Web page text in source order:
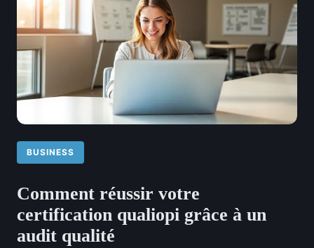
BUSINESS
Comment réussir votre
certification qualiopi grâce à un
audit qualité